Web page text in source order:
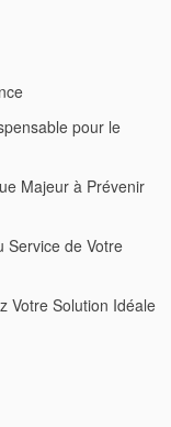
pour le
Majeur à Prévenir
Service de Votre
Votre Solution Idéale